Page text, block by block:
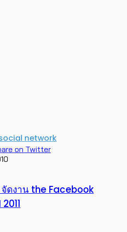
network
on Twitter
ดงาน the Facebook